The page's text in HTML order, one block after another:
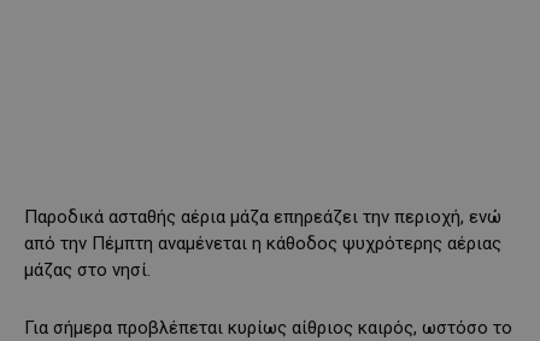
Παροδικά ασταθής αέρια μάζα επηρεάζει την περιοχή, ενώ
από την Πέμπτη αναμένεται η κάθοδος ψυχρότερης αέριας
μάζας στο νησί.
Για σήμερα προβλέπεται κυρίως αίθριος καιρός, ωστόσο το